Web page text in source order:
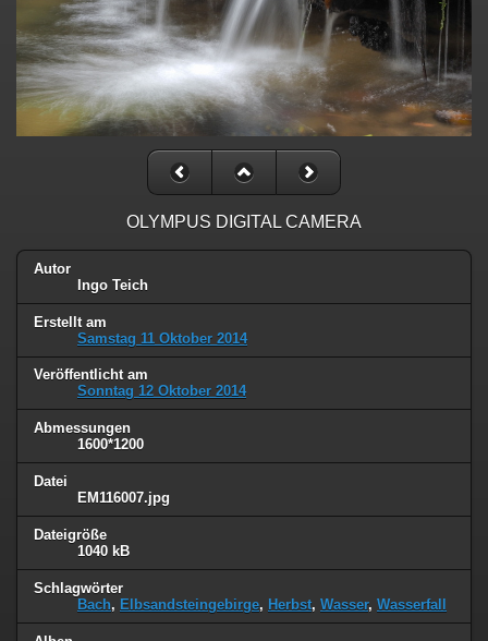
OLYMPUS DIGITAL CAMERA
Autor
Ingo Teich
Erstellt am
Samstag 11 Oktober 2014
Veröffentlicht am
Sonntag 12 Oktober 2014
Abmessungen
1600*1200
Datei
EM116007.jpg
Dateigröße
1040 kB
Schlagwörter
Bach, Elbsandsteingebirge, Herbst, Wasser, Wasserfall